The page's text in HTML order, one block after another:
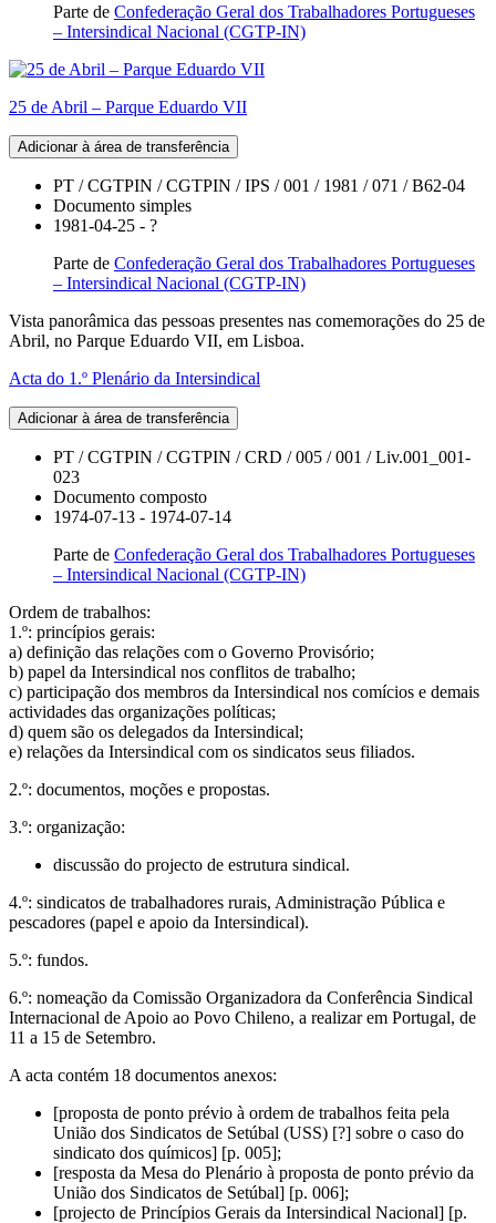
Parte de Confederação Geral dos Trabalhadores Portugueses
– Intersindical Nacional (CGTP-IN)
25 de Abril – Parque Eduardo VII
Adicionar à área de transferência
PT / CGTPIN / CGTPIN / IPS / 001 / 1981 / 071 / B62-04
Documento simples
1981-04-25 - ?
Parte de Confederação Geral dos Trabalhadores Portugueses
– Intersindical Nacional (CGTP-IN)
Vista panorâmica das pessoas presentes nas comemorações do 25 de
Abril, no Parque Eduardo VII, em Lisboa.
Acta do 1.º Plenário da Intersindical
Adicionar à área de transferência
PT / CGTPIN / CGTPIN / CRD / 005 / 001 / Liv.001_001-
023
Documento composto
1974-07-13 - 1974-07-14
Parte de Confederação Geral dos Trabalhadores Portugueses
– Intersindical Nacional (CGTP-IN)
Ordem de trabalhos:
1.º: princípios gerais:
a) definição das relações com o Governo Provisório;
b) papel da Intersindical nos conflitos de trabalho;
c) participação dos membros da Intersindical nos comícios e demais
actividades das organizações políticas;
d) quem são os delegados da Intersindical;
e) relações da Intersindical com os sindicatos seus filiados.
2.º: documentos, moções e propostas.
3.º: organização:
discussão do projecto de estrutura sindical.
4.º: sindicatos de trabalhadores rurais, Administração Pública e
pescadores (papel e apoio da Intersindical).
5.º: fundos.
6.º: nomeação da Comissão Organizadora da Conferência Sindical
Internacional de Apoio ao Povo Chileno, a realizar em Portugal, de
11 a 15 de Setembro.
A acta contém 18 documentos anexos:
[proposta de ponto prévio à ordem de trabalhos feita pela
União dos Sindicatos de Setúbal (USS) [?] sobre o caso do
sindicato dos químicos] [p. 005];
[resposta da Mesa do Plenário à proposta de ponto prévio da
União dos Sindicatos de Setúbal] [p. 006];
[projecto de Princípios Gerais da Intersindical Nacional] [p.